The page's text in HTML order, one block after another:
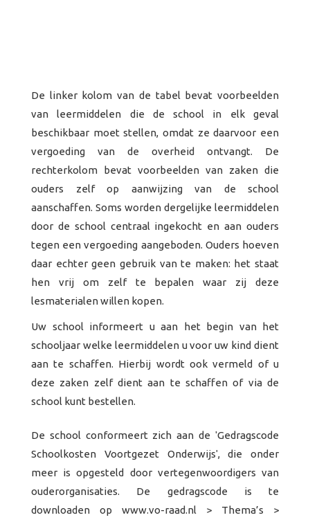
De linker kolom van de tabel bevat voorbeelden
van leermiddelen die de school in elk geval
beschikbaar moet stellen, omdat ze daarvoor een
vergoeding van de overheid ontvangt. De
rechterkolom bevat voorbeelden van zaken die
ouders zelf op aanwijzing van de school
aanschaffen. Soms worden dergelijke leermiddelen
door de school centraal ingekocht en aan ouders
tegen een vergoeding aangeboden. Ouders hoeven
daar echter geen gebruik van te maken: het staat
hen vrij om zelf te bepalen waar zij deze
lesmaterialen willen kopen.
Uw school informeert u aan het begin van het
schooljaar welke leermiddelen u voor uw kind dient
aan te schaffen. Hierbij wordt ook vermeld of u
deze zaken zelf dient aan te schaffen of via de
school kunt bestellen.
De school conformeert zich aan de ʹGedragscode
Schoolkosten Voortgezet Onderwijsʹ, die onder
meer is opgesteld door vertegenwoordigers van
ouderorganisaties. De gedragscode is te
downloaden op www.vo-raad.nl > Thema’s >